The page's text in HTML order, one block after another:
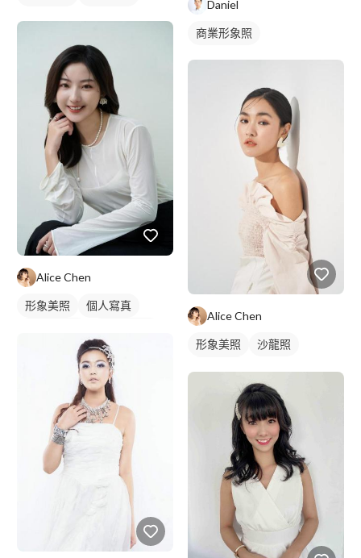
Alice Chen
形象美照
個人寫真
Daniel
商業形象照
Alice Chen
形象美照
沙龍照